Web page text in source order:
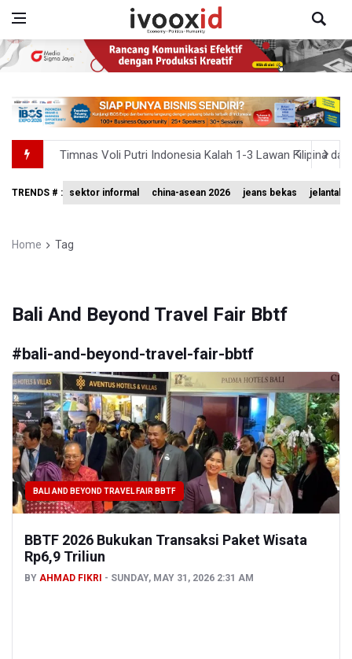
Timnas Voli Putri Indonesia Kalah 1-3 Lawan Filipina
PSSI Ajak Publik Tak Hujat Pelatih dan Pemain Timnas
Sastra untuk Penyadaran Kebangsaan
TRENDS # : sektor informal china-asean 2026 jeans bekas jelantah
Home Tag
Bali And Beyond Travel Fair Bbtf
#bali-and-beyond-travel-fair-bbtf
BALI AND BEYOND TRAVEL FAIR BBTF
BBTF 2026 Bukukan Transaksi Paket Wisata
Rp6,9 Triliun
BY AHMAD FIKRI SUNDAY, MAY 31, 2026 2:31 AM